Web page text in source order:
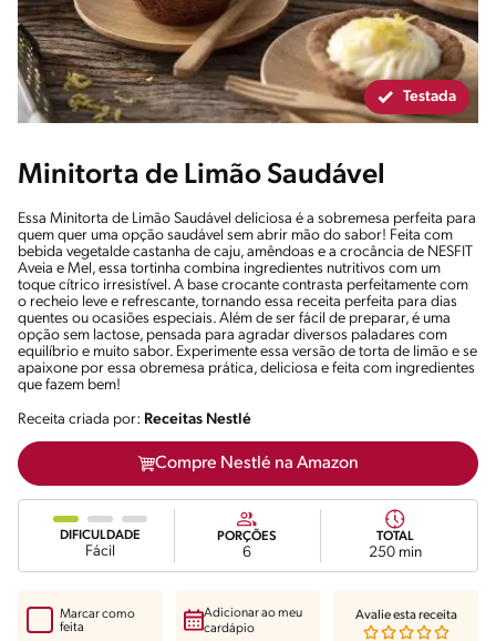
Testada
Minitorta de Limão Saudável
Essa Minitorta de Limão Saudável deliciosa é a sobremesa perfeita para
quem quer uma opção saudável sem abrir mão do sabor! Feita com
bebida vegetalde castanha de caju, amêndoas e a crocância de NESFIT
Aveia e Mel, essa tortinha combina ingredientes nutritivos com um
toque cítrico irresistível. A base crocante contrasta perfeitamente com
o recheio leve e refrescante, tornando essa receita perfeita para dias
quentes ou ocasiões especiais. Além de ser fácil de preparar, é uma
opção sem lactose, pensada para agradar diversos paladares com
equilíbrio e muito sabor. Experimente essa versão de torta de limão e se
apaixone por essa obremesa prática, deliciosa e feita com ingredientes
que fazem bem!
Receita criada por: Receitas Nestlé
Compre Nestlé na Amazon
DIFICULDADE
Fácil
PORÇÕES
6
TOTAL
250 min
Marcar como
feita
Adicionar ao meu
cardápio
Avalie esta receita